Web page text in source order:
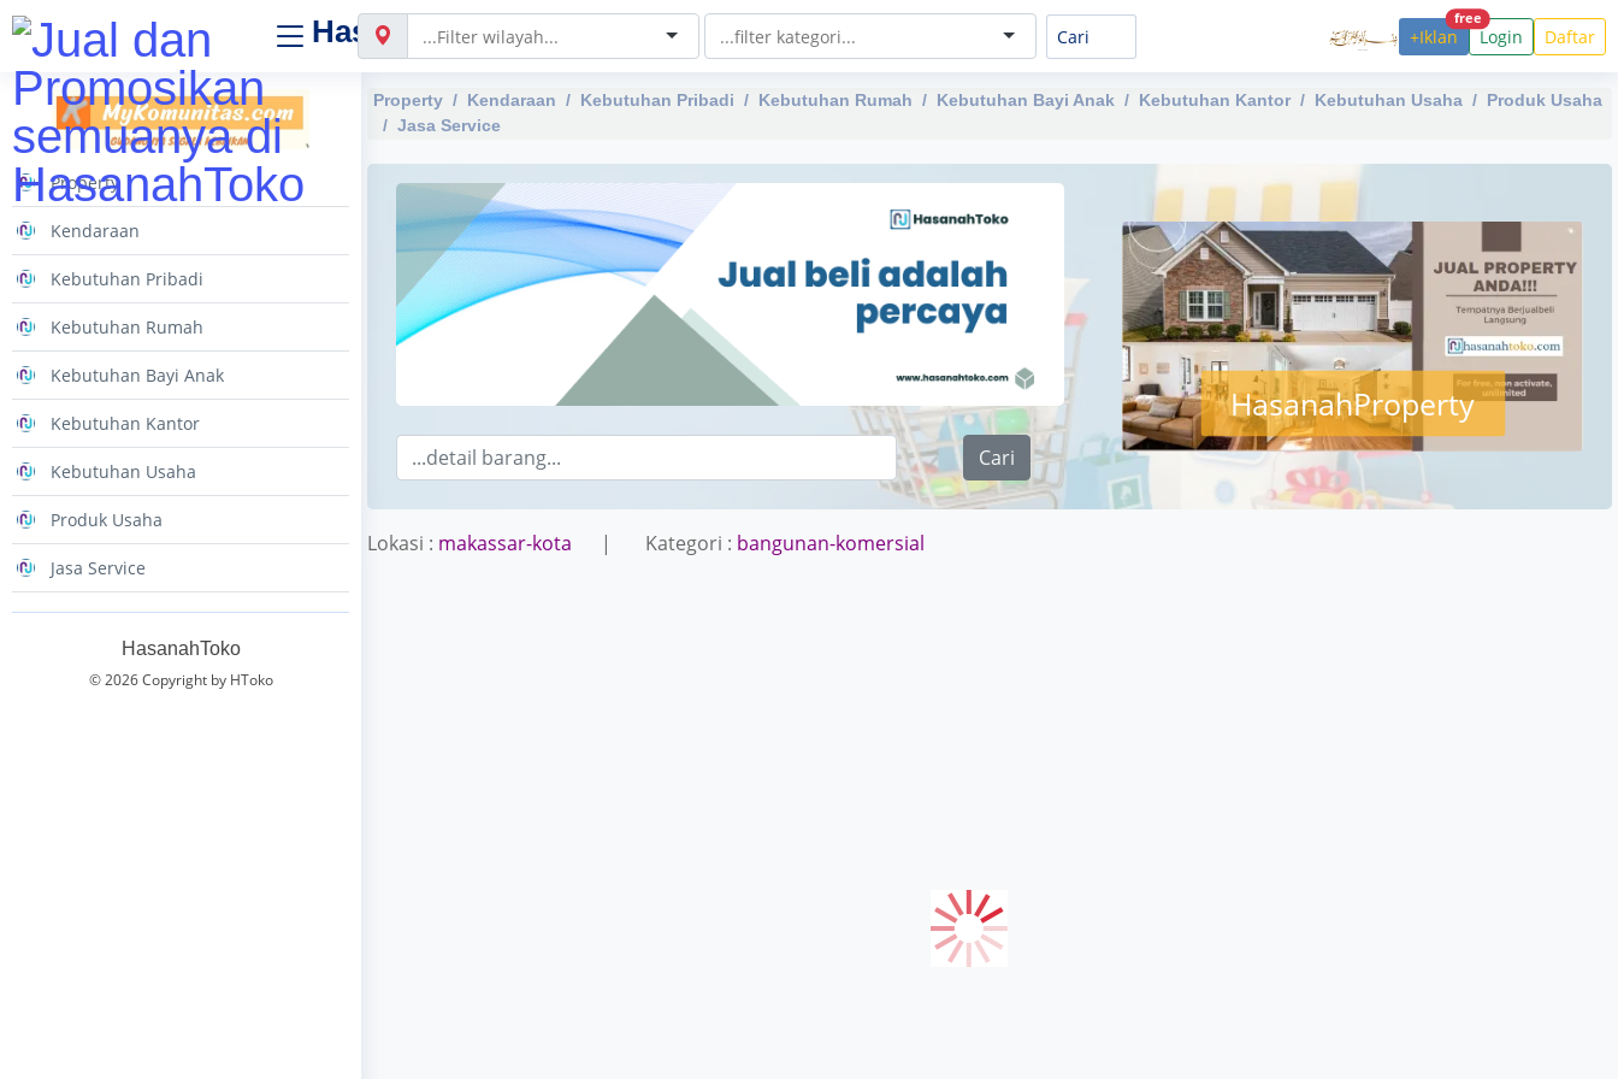
HasanahToko +Iklan
free
Login Daftar
Property Kendaraan Kebutuhan Pribadi Kebutuhan Rumah Kebutuhan Bayi Anak Kebutuhan Kantor Kebutuhan Usaha
Produk Usaha
Jasa Service
Cari
HasanahProperty
Lokasi : makassar-kota | Kategori : bangunan-komersial
Property
Kendaraan
Kebutuhan Pribadi
Kebutuhan Rumah
Kebutuhan Bayi Anak
Kebutuhan Kantor
Kebutuhan Usaha
Produk Usaha
Jasa Service
HasanahToko
© 2026 Copyright by HToko